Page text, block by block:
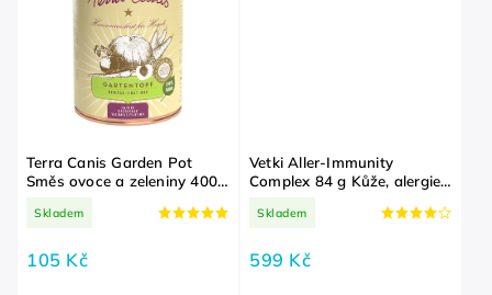
Terra Canis Garden Pot
Směs ovoce a zeleniny 400
Skladem
105 Kč
Vetki Aller-Immunity
Complex 84 g Kůže, alergie,
Skladem
599 Kč